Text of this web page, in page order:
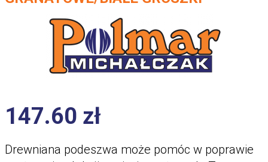
147.60 zł
Drewniana podeszwa może pomóc w poprawie